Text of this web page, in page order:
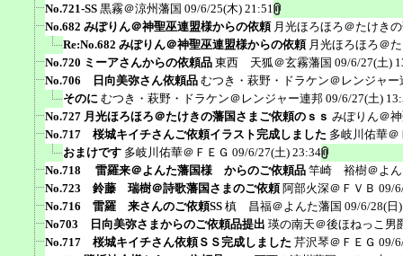
No.721-SS 黒霧＠涼州藩国 09/6/25(木) 21:51
No.682 みぽりん＠神聖巫連盟様からの依頼 月光ほろほろ＠たけき
Re:No.682 みぽりん＠神聖巫連盟様からの依頼 月光ほろほろ＠
No.720 ミーアさんからの依頼品 東西 天狐＠玄霧藩国 09/6/27(土)
No.706 日向美弥さん依頼品 むつき・萩野・ドラケン＠レンジャー
そのに むつき・萩野・ドラケン＠レンジャー連邦 09/6/27(土)
No.727 月光ほろほろ＠たけきの藩国さまご依頼のｓｓ みぽりん＠
No.717 桜城キイチさんご依頼イラスト完成しました 多岐川佑華＠
おまけです 多岐川佑華＠ＦＥＧ 09/6/27(土) 23:34
No.718 雷羅来＠よんた藩国様 からのご依頼品 竿崎 裕樹＠よん
No.723 鈴藤 瑞樹＠詩歌藩国さまのご依頼 阿部火深＠ＦＶＢ 09/
No.716 雷羅 来さんのご依頼SS 槙 昌福＠よんた藩国 09/6/28(日
No703 日向美弥さまからのご依頼品提出 瑛の南天＠後ほねっこ男
No.717 桜城キイチさん依頼ＳＳ完成しました 芹沢琴＠ＦＥＧ 09/